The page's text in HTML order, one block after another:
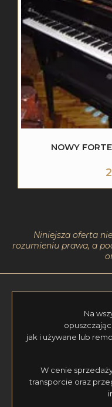
NOWY
Niniejsza oferta
rozumieniu prawa, a
Na
jak i używane lub
W cenie
transporcie oraz